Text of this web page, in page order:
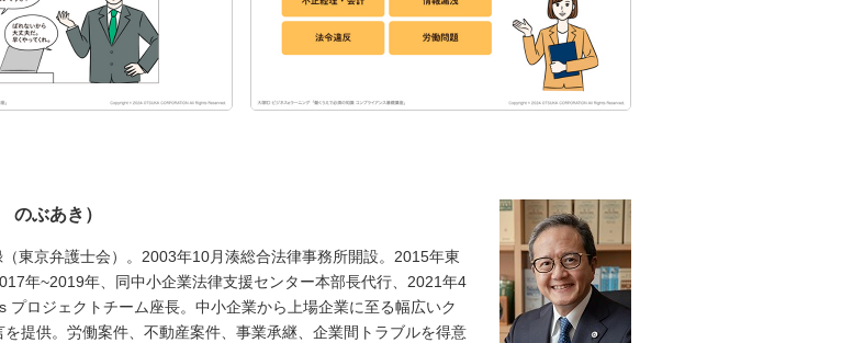
ぶあき）
東京弁護士会）。2003年10月湊総合法律事務所開設。2015年東
年~2019年、同中小企業法律支援センター本部長代行、2021年4
プロジェクトチーム座長。中小企業から上場企業に至る幅広いク
を提供。労働案件、不動産案件、事業承継、企業間トラブルを得意